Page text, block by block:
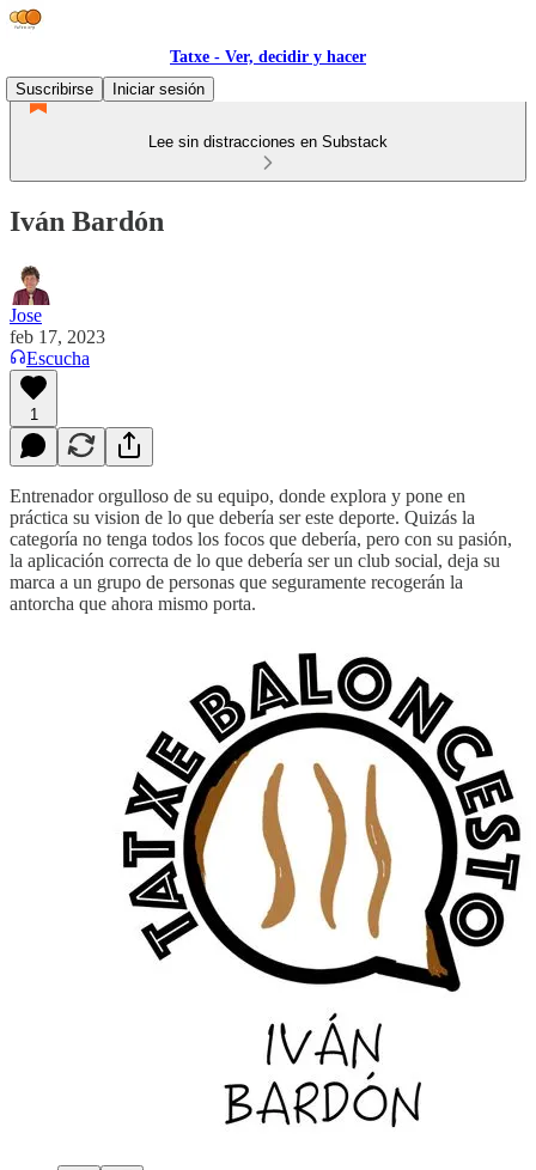
Tatxe - Ver, decidir y hacer
Suscribirse
Iniciar sesión
Lee sin distracciones en Substack
Iván Bardón
Jose
feb 17, 2023
Escucha
1
Entrenador orgulloso de su equipo, donde explora y pone en
práctica su vision de lo que debería ser este deporte. Quizás la
categoría no tenga todos los focos que debería, pero con su pasión,
la aplicación correcta de lo que debería ser un club social, deja su
marca a un grupo de personas que seguramente recogerán la
antorcha que ahora mismo porta.